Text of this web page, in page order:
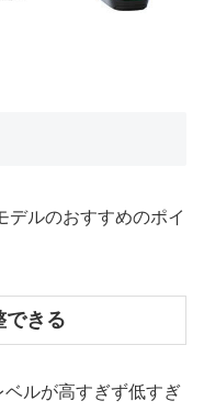
デルのおすすめのポイ
できる
ベルが高すぎず低すぎ